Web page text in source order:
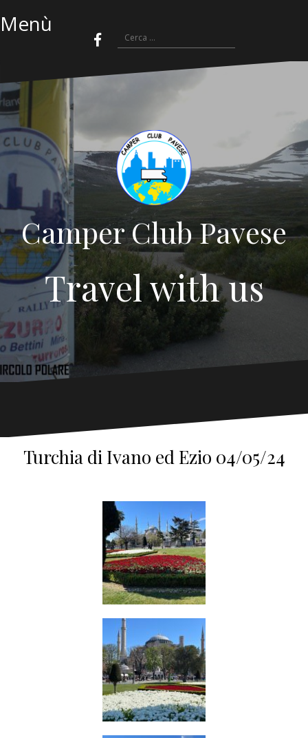
Menù
Camper Club Pavese
Travel with us
Turchia di Ivano ed Ezio 04/05/24